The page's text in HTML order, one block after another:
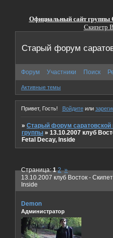
Официальный сайт группы
Скипетр
Старый форум
Форум Участники Поиск
Активные темы
Привет, Гость! Войдитеили
»Старый форум саратовской
группы »13.10.2007 клуб
Fetal Decay, Inside
13.10.2007 клуб Восток -
Inside
Страница:1 2 »
Demon
Администратор